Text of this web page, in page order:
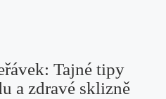
Tajné tipy
a zdravé sklizně